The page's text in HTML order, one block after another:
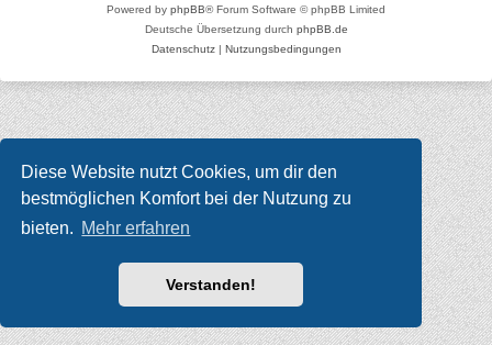
Diese Website nutzt Cookies, um dir den
bestmöglichen Komfort bei der Nutzung zu
bieten. Mehr erfahren
Verstanden!
Powered by phpBB® Forum Software © phpBB Limited
Deutsche Übersetzung durch phpBB.de
Datenschutz| Nutzungsbedingungen